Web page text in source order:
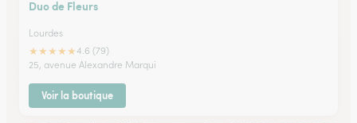
Duo de Fleurs
Lourdes
★★★★★4.6 (79)
25, avenue Alexandre Marqui
Voir la boutique